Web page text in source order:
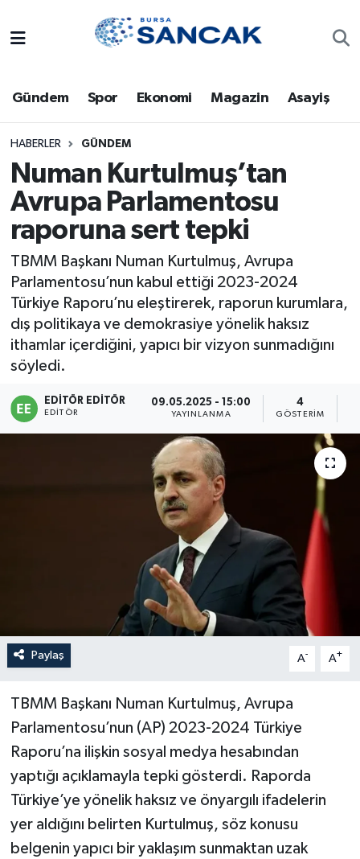
Gündem Spor Ekonomi Magazin Asayiş
HABERLER GÜNDEM
Numan Kurtulmuş’tan
Avrupa Parlamentosu
raporuna sert tepki
TBMM Başkanı Numan Kurtulmuş, Avrupa
Parlamentosu’nun kabul ettiği 2023-2024
Türkiye Raporu’nu eleştirerek, raporun kurumlara,
dış politikaya ve demokrasiye yönelik haksız
ithamlar içerdiğini, yapıcı bir vizyon sunmadığını
söyledi.
EDITÖR EDITÖR
EDITÖR
09.05.2025 - 15:00
YAYINLANMA
4
GÖSTERIM
Paylaş A- A+
TBMM Başkanı Numan Kurtulmuş, Avrupa
Parlamentosu’nun (AP) 2023-2024 Türkiye
Raporu’na ilişkin sosyal medya hesabından
yaptığı açıklamayla tepki gösterdi. Raporda
Türkiye’ye yönelik haksız ve önyargılı ifadelerin
yer aldığını belirten Kurtulmuş, söz konusu
belgenin yapıcı bir yaklaşım sunmaktan uzak
Bursa
Dünya
Eğitim
Ekonomi
Genel
Gündem
Magazin
Trafik Durumu
Süper Lig Puan Durumu ve Fikstür
Tüm Manşetler
Son Dakika Haberleri
Haber Arşivi